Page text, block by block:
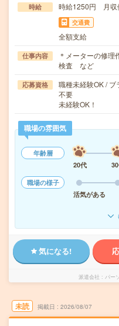
時給 時給1250円 月収
交通費
全額支給
仕事内容
＊メーターの修理
検査 など
応募資格
職種未経験OK / ブ
不要
未経験OK！
職場の雰囲気
年齢層
20代
職場の様子
活気がある
気になる!
派遣会社 パー
未読 掲載日 2026/08/07